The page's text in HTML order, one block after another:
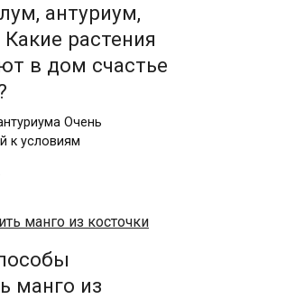
антуриум,
растения
в дом счастье
Очень
к условиям
манго из